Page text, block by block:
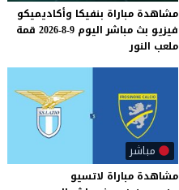
مشاهدة مباراة بنفيكا وأكاديميكو
فيزيو بث مباشر اليوم 9-8-2026
قمة
ملعب النور
مباشر
مشاهدة مباراة لاتسيو